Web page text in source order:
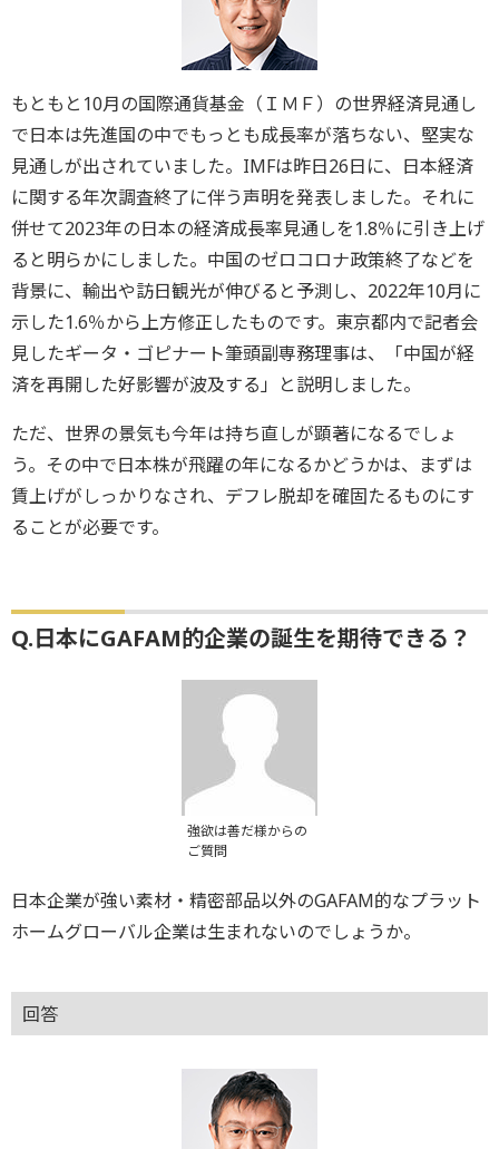
もともと10月の国際通貨基金（ＩＭＦ）の世界経済見通し
で日本は先進国の中でもっとも成長率が落ちない、堅実な
見通しが出されていました。IMFは昨日26日に、日本経済
に関する年次調査終了に伴う声明を発表しました。それに
併せて2023年の日本の経済成長率見通しを1.8％に引き上げ
ると明らかにしました。中国のゼロコロナ政策終了などを
背景に、輸出や訪日観光が伸びると予測し、2022年10月に
示した1.6％から上方修正したものです。東京都内で記者会
見したギータ・ゴピナート筆頭副専務理事は、「中国が経
済を再開した好影響が波及する」と説明しました。
ただ、世界の景気も今年は持ち直しが顕著になるでしょ
う。その中で日本株が飛躍の年になるかどうかは、まずは
賃上げがしっかりなされ、デフレ脱却を確固たるものにす
ることが必要です。
Q.日本にGAFAM的企業の誕生を期待できる？
強欲は善だ様からの
ご質問
日本企業が強い素材・精密部品以外のGAFAM的なプラット
ホームグローバル企業は生まれないのでしょうか。
回答